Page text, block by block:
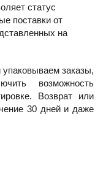
статус
поставки от
на
заказы,
возможность
Возврат или
30 дней и даже